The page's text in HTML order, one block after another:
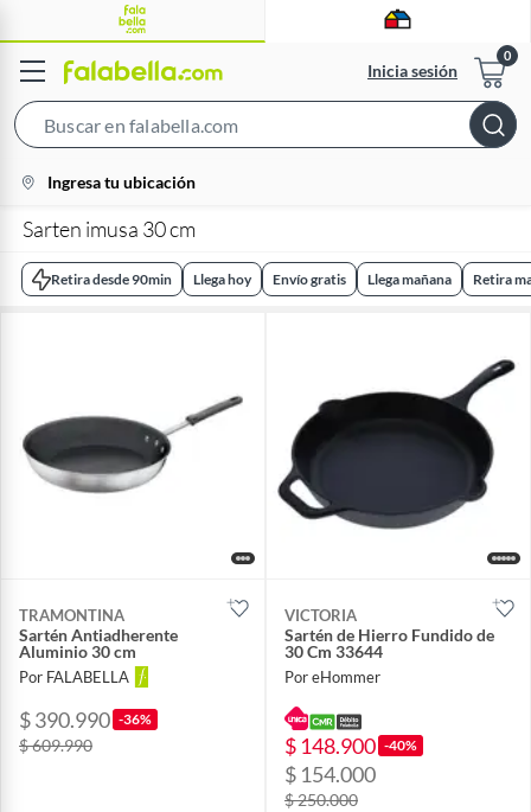
Inicia sesión
Bar
location-
icon
Ingresa tu ubicación
Sarten imusa 30 cm
Retira desde 90min Llega hoy Envío gratis Llega mañana Retira
TRAMONTINA
Sartén Antiadherente
Aluminio 30 cm
Por FALABELLA
$ 390.990 -36%
$ 609.990
VICTORIA
Sartén de Hierro Fundido de
30 Cm 33644
Por eHommer
$ 148.900 -40%
$ 154.000
$ 250.000